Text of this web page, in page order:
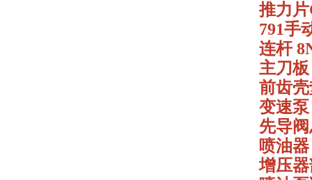
推力片
791手
连杆
主刀板
前齿壳
变速泵
先导阀
喷油
增压器